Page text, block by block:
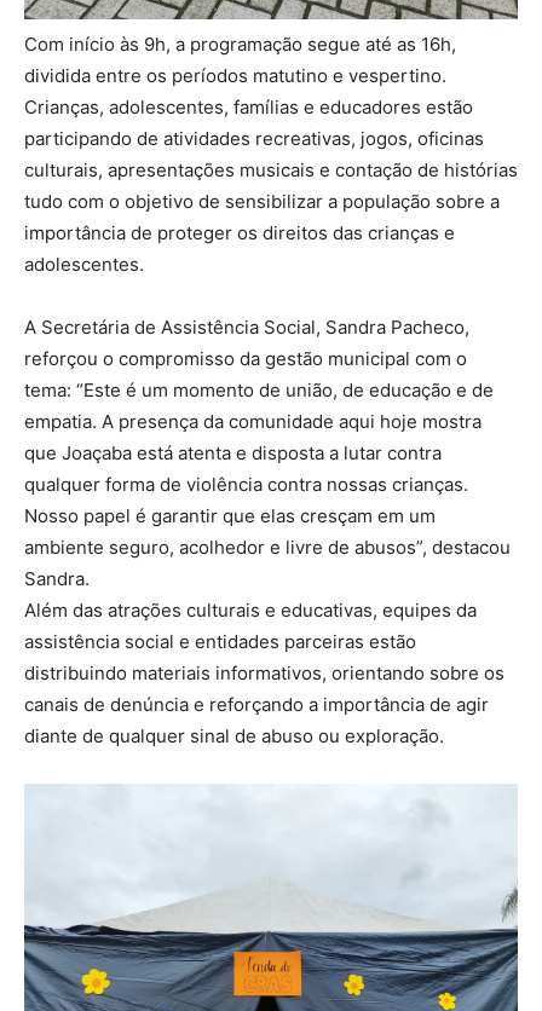
Com início às 9h, a programação segue até as 16h,
dividida entre os períodos matutino e vespertino.
Crianças, adolescentes, famílias e educadores estão
participando de atividades recreativas, jogos, oficinas
culturais, apresentações musicais e contação de histórias
tudo com o objetivo de sensibilizar a população sobre a
importância de proteger os direitos das crianças e
adolescentes.
A Secretária de Assistência Social, Sandra Pacheco,
reforçou o compromisso da gestão municipal com o
tema: “Este é um momento de união, de educação e de
empatia. A presença da comunidade aqui hoje mostra
que Joaçaba está atenta e disposta a lutar contra
qualquer forma de violência contra nossas crianças.
Nosso papel é garantir que elas cresçam em um
ambiente seguro, acolhedor e livre de abusos”, destacou
Sandra.
Além das atrações culturais e educativas, equipes da
assistência social e entidades parceiras estão
distribuindo materiais informativos, orientando sobre os
canais de denúncia e reforçando a importância de agir
diante de qualquer sinal de abuso ou exploração.